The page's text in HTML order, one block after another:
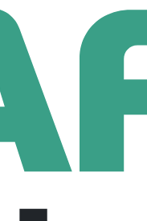
IA /